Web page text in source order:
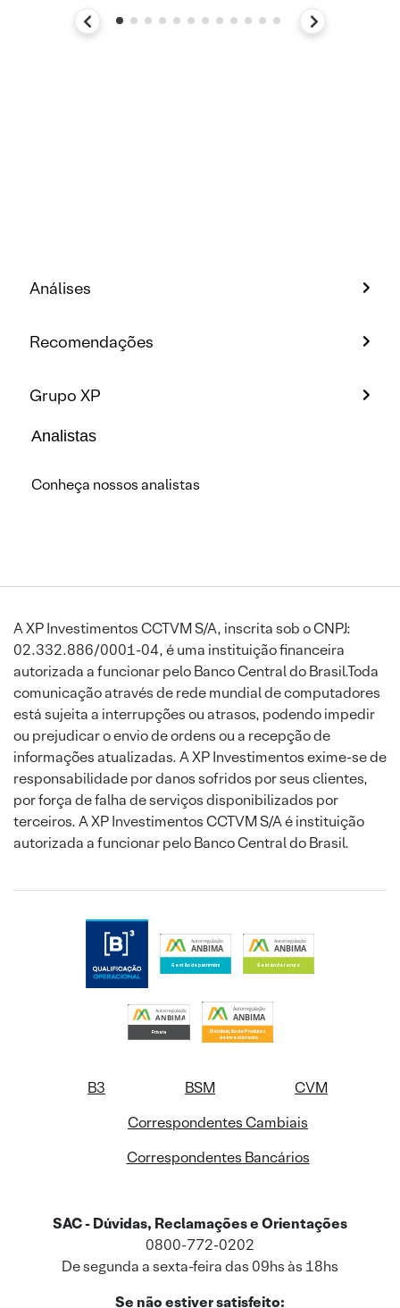
Análises
Recomendações
Grupo XP
Analistas
Conheça nossos analistas
A XP Investimentos CCTVM S/A, inscrita sob o CNPJ:
02.332.886/0001-04, é uma instituição financeira
autorizada a funcionar pelo Banco Central do Brasil.Toda
comunicação através de rede mundial de computadores
está sujeita a interrupções ou atrasos, podendo impedir
ou prejudicar o envio de ordens ou a recepção de
informações atualizadas. A XP Investimentos exime-se de
responsabilidade por danos sofridos por seus clientes,
por força de falha de serviços disponibilizados por
terceiros. A XP Investimentos CCTVM S/A é instituição
autorizada a funcionar pelo Banco Central do Brasil.
B3 BSM
CVM
Correspondentes Cambiais
Correspondentes Bancários
SAC - Dúvidas, Reclamações e Orientações
0800-772-0202
De segunda a sexta-feira das 09hs às 18hs
Se não estiver satisfeito: